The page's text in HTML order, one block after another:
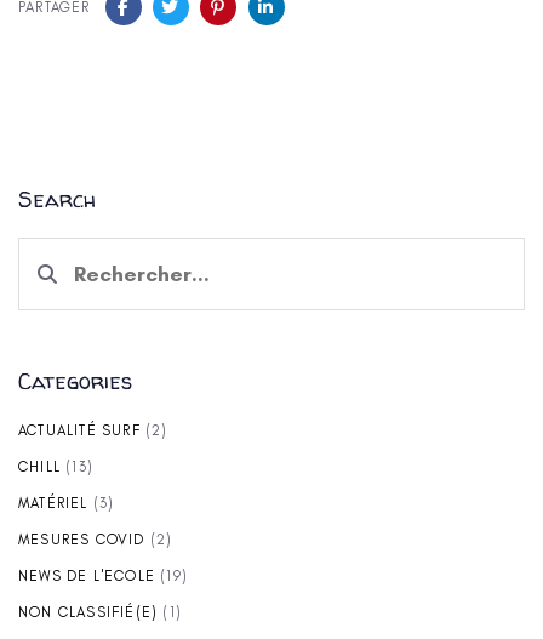
PARTAGER
Search
Categories
ACTUALITÉ SURF (2)
CHILL (13)
MATÉRIEL (3)
MESURES COVID (2)
NEWS DE L'ECOLE (19)
NON CLASSIFIÉ(E) (1)